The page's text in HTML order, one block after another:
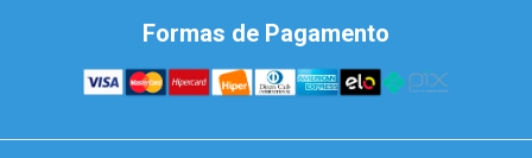
Formas de Pagamento